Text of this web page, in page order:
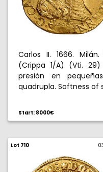
Carlos II. 1666.
(Crippa 1/A) (Vti.
presión en
quadrupla. Softness of
Start: 8000€
Lot 710